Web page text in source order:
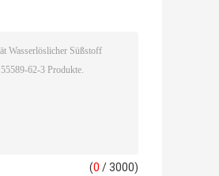
(0 / 3000)